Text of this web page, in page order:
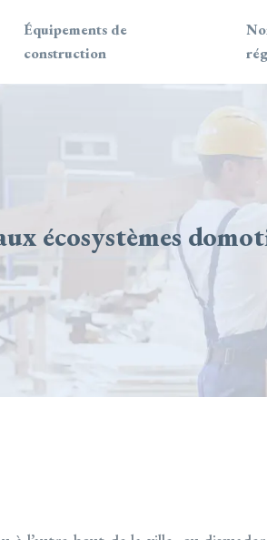
Équipements de
construction
écosystèmes